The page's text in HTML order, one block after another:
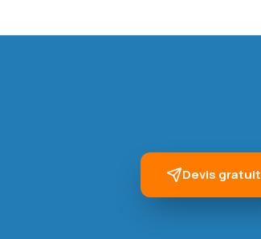
Devis gratuit